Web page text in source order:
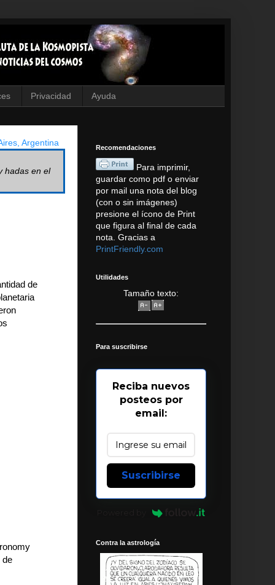
Privacidad Ayuda
Argentina
hadas en el
de
de
Recomendaciones
Para imprimir,
guardar como pdf o enviar
por mail una nota del blog
(con o sin imágenes)
presione el ícono de Print
que figura al final de cada
nota. Gracias a
PrintFriendly.com
Utilidades
Tamaño texto:
Para suscribirse
Reciba nuevos
posteos por
email:
Suscribirse
Contra la astrología